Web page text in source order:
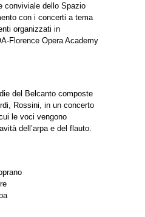
conviviale dello Spazio
con i concerti a tema
organizzati in
Florence Opera Academy
del Belcanto composte
Rossini, in un concerto
le voci vengono
dell’arpa e del flauto.